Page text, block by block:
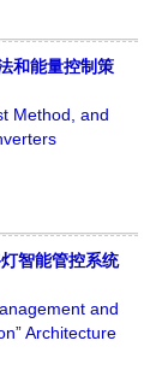
和能量控制策
Method, and
智能管控系统
and
Architecture